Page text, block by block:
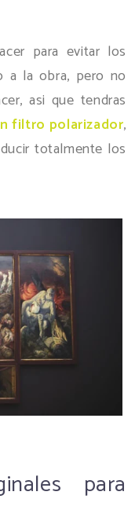
para evitar los
a la obra, pero no
asi que tendras
filtro polarizador,
totalmente los
para